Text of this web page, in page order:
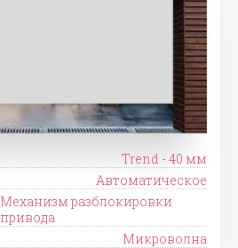
Trend - 40 мм
Автоматическое
Механизм разблокировки
привода
Микроволна